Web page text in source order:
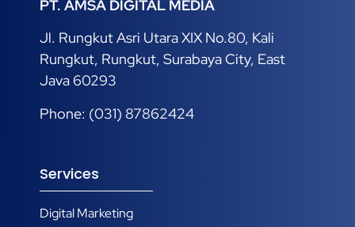
PT. AMSA DIGITAL MEDIA
Jl. Rungkut Asri Utara XIX No.80, Kali
Rungkut, Rungkut, Surabaya City, East
Java 60293
Phone: (031) 87862424
Services
Digital Marketing